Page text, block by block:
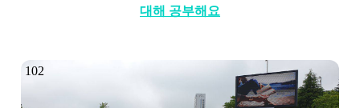
대해 공부해요
102